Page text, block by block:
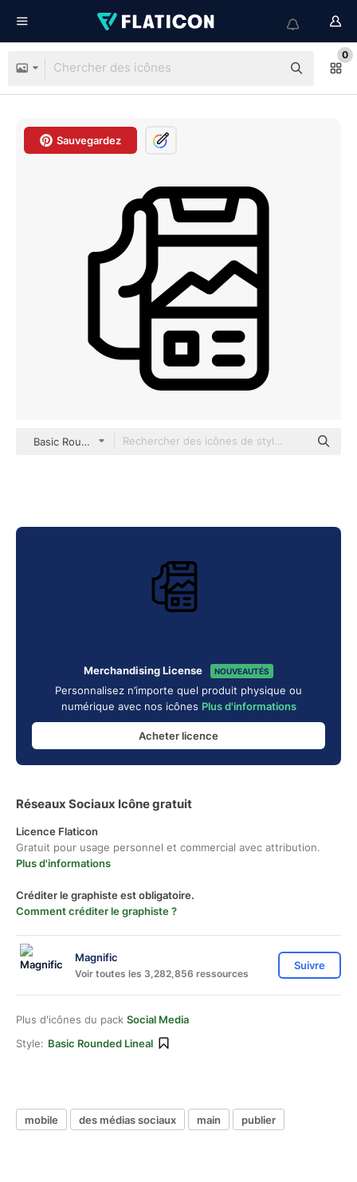
0
Sauvegardez
Basic Rounded Lineal
Merchandising License NOUVEAUTÉS
Personnalisez n’importe quel produit physique ou
numérique avec nos icônes Plus d'informations
Acheter licence
Réseaux Sociaux Icône gratuit
Licence Flaticon
Gratuit pour usage personnel et commercial avec attribution.
Plus d'informations
Créditer le graphiste est obligatoire.
Comment créditer le graphiste ?
Magnific
Voir toutes les 3,282,856 ressources
Suivre
Plus d'icônes du pack Social Media
Style: Basic Rounded Lineal
mobile des médias sociaux main publier